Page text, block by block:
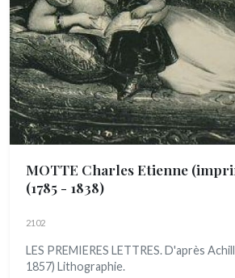
MOTTE Charles Etienne
(1785 - 1838)
2102
LES PREMIERES LETTRES. D'après
1857) Lithographie.